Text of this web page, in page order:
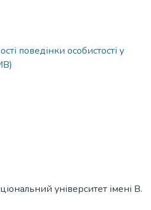
поведінки особистості у
університет імені В.